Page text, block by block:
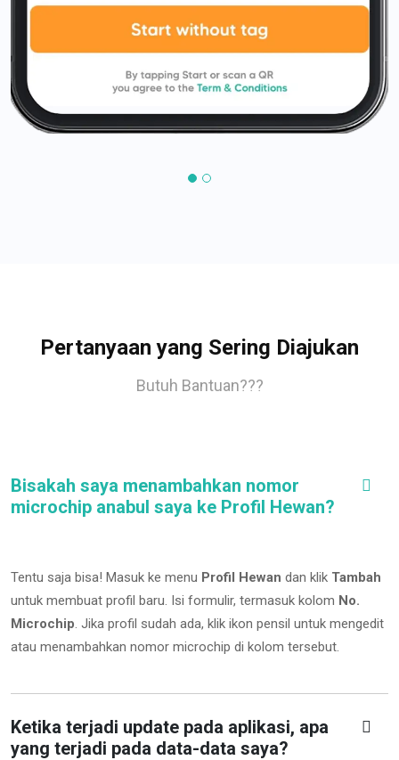
Pertanyaan yang Sering Diajukan
Butuh Bantuan???
Bisakah saya menambahkan nomor
microchip anabul saya ke Profil Hewan?
Tentu saja bisa! Masuk ke menu Profil Hewan dan klik Tambah
untuk membuat profil baru. Isi formulir, termasuk kolom No.
Microchip. Jika profil sudah ada, klik ikon pensil untuk mengedit
atau menambahkan nomor microchip di kolom tersebut.
Ketika terjadi update pada aplikasi, apa
yang terjadi pada data-data saya?